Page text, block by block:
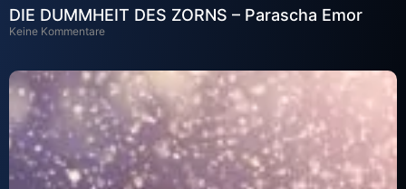
DIE DUMMHEIT DES ZORNS – Parascha Emor
Keine Kommentare